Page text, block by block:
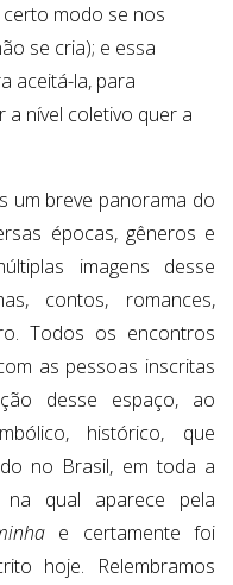
certo modo se nos
se cria); e essa
aceitá-la, para
a nível coletivo quer a
um breve panorama do
épocas, gêneros e
imagens desse
contos, romances,
Todos os encontros
as pessoas inscritas
desse espaço, ao
histórico, que
no Brasil, em toda a
na qual aparece pela
e certamente foi
hoje. Relembramos